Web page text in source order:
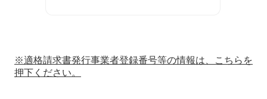
※適格請求書発行事業者登録番号等の情報は、こちらを
押下ください。